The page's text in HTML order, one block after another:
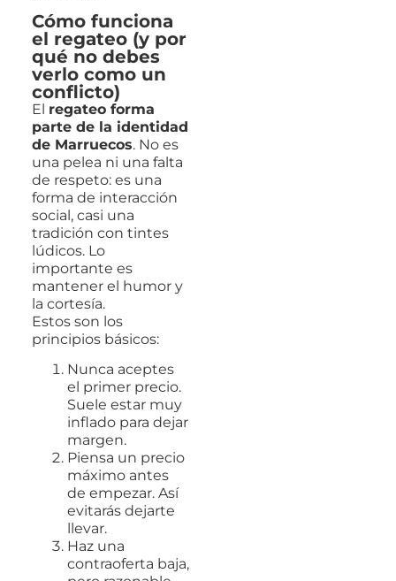
Cómo funciona
el regateo (y por
qué no debes
verlo como un
conflicto)
El regateo forma
parte de la identidad
de Marruecos. No es
una pelea ni una falta
de respeto: es una
forma de interacción
social, casi una
tradición con tintes
lúdicos. Lo
importante es
mantener el humor y
la cortesía.
Estos son los
principios básicos:
Nunca aceptes
el primer precio.
Suele estar muy
inflado para dejar
margen.
Piensa un precio
máximo antes
de empezar. Así
evitarás dejarte
llevar.
Haz una
contraoferta baja,